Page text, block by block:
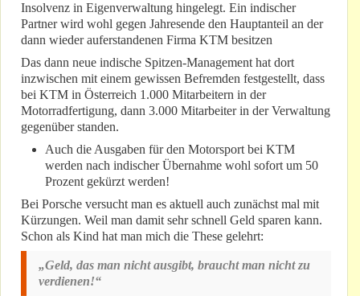
Insolvenz in Eigenverwaltung hingelegt. Ein indischer
Partner wird wohl gegen Jahresende den Hauptanteil an der
dann wieder auferstandenen Firma KTM besitzen
Das dann neue indische Spitzen-Management hat dort
inzwischen mit einem gewissen Befremden festgestellt, dass
bei KTM in Österreich 1.000 Mitarbeitern in der
Motorradfertigung, dann 3.000 Mitarbeiter in der Verwaltung
gegenüber standen.
Auch die Ausgaben für den Motorsport bei KTM
werden nach indischer Übernahme wohl sofort um 50
Prozent gekürzt werden!
Bei Porsche versucht man es aktuell auch zunächst mal mit
Kürzungen. Weil man damit sehr schnell Geld sparen kann.
Schon als Kind hat man mich die These gelehrt:
„Geld, das man nicht ausgibt, braucht man nicht zu
verdienen!“